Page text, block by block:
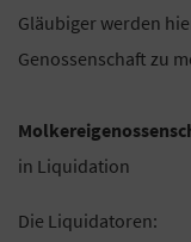
Gläubiger werden
Genossenschaft zu
in Liquidation
Die Liquidatoren: